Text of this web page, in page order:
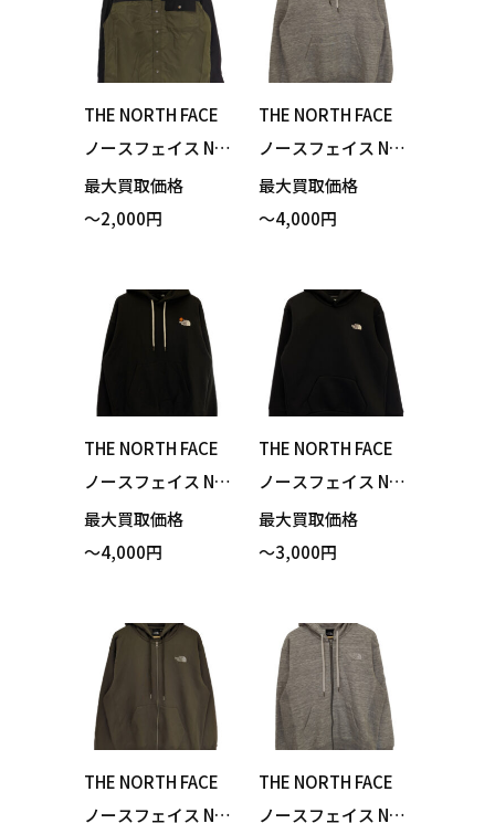
THE NORTH FACE
ノースフェイス NR
11961 L/S Nuptse
Shirt ロングスリー
ズ 買い取りまし
た！
最大買取価格
～2,000円
THE NORTH FACE
ノースフェイス NT
12338 Flower Log
o Hoodie フラワー
ー XSサイズ 買い取
りました！
最大買取価格
～4,000円
THE NORTH FACE
ノースフェイス NT
12338 Flower Log
o Hoodie フラワー
イズ 買い取りまし
た！
最大買取価格
～4,000円
THE NORTH FACE
ノースフェイス NT
12286 Tech Air Sw
eat Wide Hoodie
ディ パーカー ブラ
ック Sサイズ 買い
取りました！
最大買取価格
～3,000円
THE NORTH FACE
ノースフェイス NT
THE NORTH FACE
ノースフェイス NT